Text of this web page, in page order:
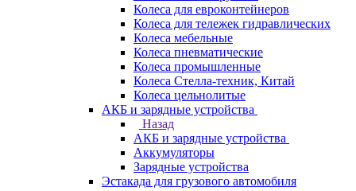
Колеса для евроконтейнеров
Колеса для тележек гидравлических
Колеса мебельные
Колеса пневматические
Колеса промышленные
Колеса Стелла-техник, Китай
Колеса цельнолитые
АКБ и зарядные устройства
Назад
АКБ и зарядные устройства
Аккумуляторы
Зарядные устройства
Эстакада для грузового автомобиля